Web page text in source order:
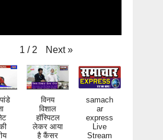
1 / 2 Next »
विनय
विशाल
हॉस्पिटल
लेकर आया
है कैंसर
पीड़ितों के
samach
express
Live
Stream